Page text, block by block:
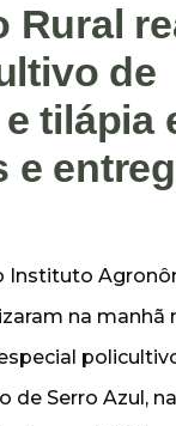
Rural
de
tilápia
e
Instituto
na manhã
de Serro Azul,